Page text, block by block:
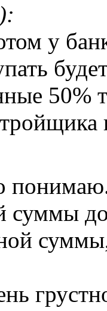
у
50%
суммы